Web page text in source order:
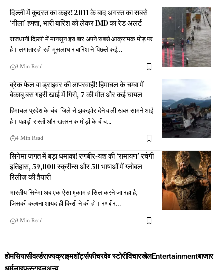
दिल्ली में कुदरत का कहर! 2011 के बाद अगस्त का सबसे
‘गीला’ हफ्ता, भारी बारिश को लेकर IMD का रेड अलर्ट
राजधानी दिल्ली में मानसून इस बार अपने सबसे आक्रामक मोड़ पर
है। लगातार हो रही मूसलाधार बारिश ने पिछले कई…
3 Min Read
ब्रेक फेल या ड्राइवर की लापरवाही! हिमाचल के चम्बा में
बेकाबू बस गहरी खाई में गिरी, 7 की मौत और कई घायल
हिमाचल प्रदेश के चंबा जिले से झकझोर देने वाली खबर सामने आई
है। पहाड़ी रास्तों और खतरनाक मोड़ों के बीच…
4 Min Read
सिनेमा जगत में बड़ा धमाका! रणबीर-यश की ‘रामायण’ रचेगी
इतिहास, 59,000 स्क्रीन्स और 50 भाषाओं में ग्लोबल
रिलीज़ की तैयारी
भारतीय सिनेमा अब एक ऐसा मुकाम हासिल करने जा रहा है,
जिसकी कल्पना शायद ही किसी ने की हो। रणबीर…
3 Min Read
होमसियासीवर्ल्डराज्यक्राइमशॉर्ट्सफीचरवेब स्टोरीविचारखेलEntertainmentबाजार